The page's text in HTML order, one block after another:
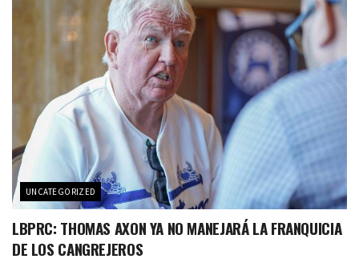
UNCATEGORIZED
LBPRC: THOMAS AXON YA NO MANEJARÁ LA FRANQUICIA
DE LOS CANGREJEROS